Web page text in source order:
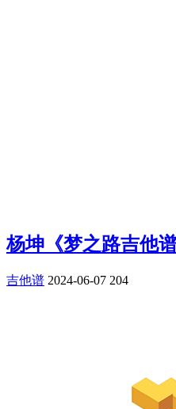
杨坤《梦之路吉他
吉他谱 2024-06-07 204